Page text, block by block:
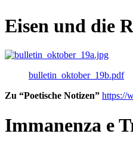
Eisen und die
bulletin_oktober_19b.pdf
Zu “Poetische Notizen” https://
Immanenza e